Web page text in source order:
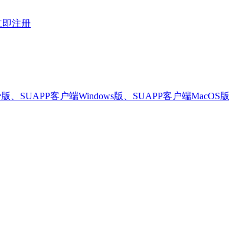
即注册
、SUAPP客户端Windows版、SUAPP客户端MacOS版